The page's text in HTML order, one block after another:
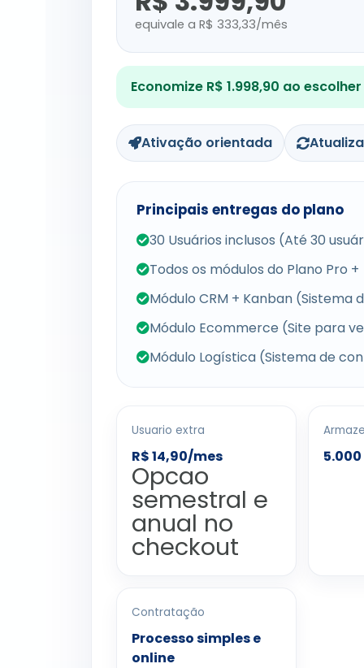
equivale a R$ 333,33/mês
Economize R$ 1.998,90 ao
Ativação orientada
Principais entregas do plano
30 Usuários inclusos (Até 30
Todos os módulos do Plano Pro +
Módulo CRM + Kanban (Sistema
Módulo Ecommerce (Site para
Módulo Logística (Sistema de
Usuario extra
R$ 14,90/mes
Opcao
semestral e
anual no
checkout
5.000
Contratação
Processo simples e
online